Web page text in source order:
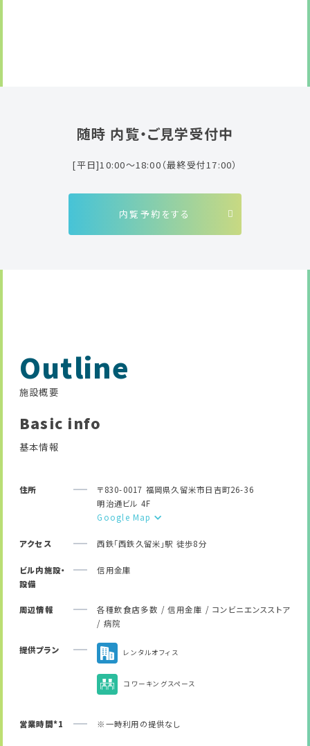
随時 内覧・ご見学受付中
[平日]10:00～18:00（最終受付17:00）
内覧予約をする
Outline
施設概要
Basic info
基本情報
住所
〒830-0017 福岡県久留米市日吉町26-36
明治通ビル 4F
Google Map
アクセス 西鉄「西鉄久留米」駅 徒歩8分
ビル内施設・
設備
信用金庫
周辺情報
各種飲食店多数 / 信用金庫 / コンビニエンスストア
/ 病院
提供プラン レンタルオフィス
コワーキングスペース
営業時間*1 ※一時利用の提供なし